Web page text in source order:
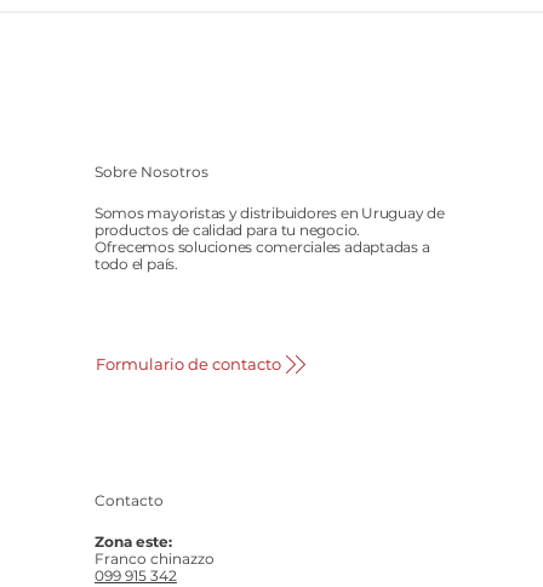
Sobre Nosotros
Somos mayoristas y distribuidores en Uruguay de
productos de calidad para tu negocio.
Ofrecemos soluciones comerciales adaptadas a
todo el país.
Formulario de contacto
Contacto
Zona este:
Franco chinazzo
099 915 342